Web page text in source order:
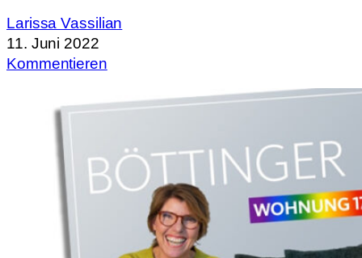
Larissa Vassilian
11. Juni 2022
Kommentieren